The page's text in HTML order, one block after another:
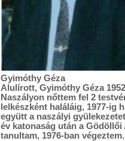
Gyimóthy Géza
Alulírott, Gyimóthy Géza
Naszályon nőttem fel 2
lelkészként haláláig, 1977-ig
együtt a naszályi
év katonaság után a
tanultam, 1976-ban végeztem.